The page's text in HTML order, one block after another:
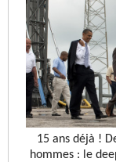
15 ans déjà !
hommes : le